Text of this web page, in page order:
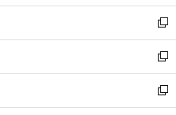
ウ
ィ
ン
ド
ウ
で
開
し
い
ウ
ィ
ン
ド
ウ
新
し
い
ウ
ィ
ン
新
し
い
ウ
新
し